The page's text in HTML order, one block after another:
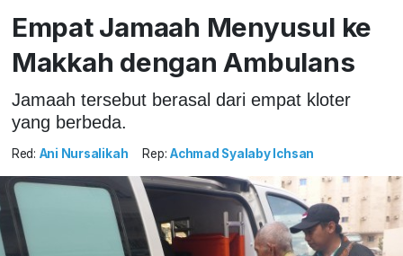
Empat Jamaah Menyusul ke
Makkah dengan Ambulans
Jamaah tersebut berasal dari empat kloter
yang berbeda.
Red: Ani Nursalikah Rep: Achmad Syalaby Ichsan